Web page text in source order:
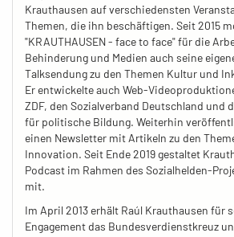
Krauthausen auf verschiedensten
Themen, die ihn beschäftigen. Seit 2015
"KRAUTHAUSEN - face to face" für die
Behinderung und Medien auch seine
Talksendung zu den Themen Kultur und
Er entwickelte auch Web-
ZDF, den Sozialverband Deutschland und
für politische Bildung. Weiterhin
einen Newsletter mit Artikeln zu den
Innovation. Seit Ende 2019 gestaltet
Podcast im Rahmen des Sozialhelden-
mit.
Im April 2013 erhält Raúl Krauthausen für
Engagement das Bundesverdienstkreuz